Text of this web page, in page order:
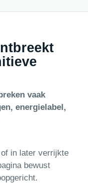
vaak
energielabel,
in later verrijkte
bewust